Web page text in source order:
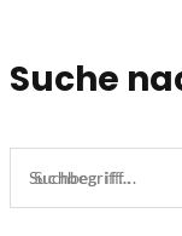
Suche
Suchbegriff...